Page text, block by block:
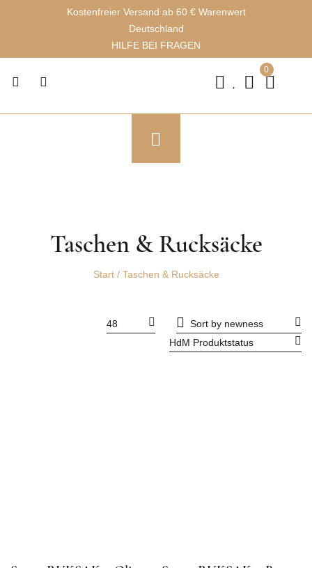
Kostenfreier Versand ab 60 € Warenwert
Deutschland
HILFE BEI FRAGEN
0
Taschen & Rucksäcke
Start/ Taschen & Rucksäcke
Sort by newness
48
HdM Produktstatus